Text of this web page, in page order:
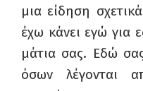
μια είδηση
έχω κάνει εγώ για
μάτια σας. Εδώ
όσων λέγονται